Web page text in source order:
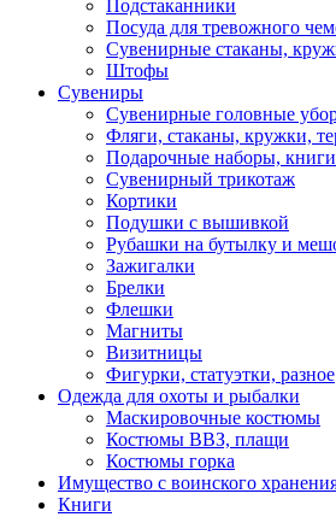
Подстаканники
Посуда для тревожного
Сувенирные стаканы,
Штофы
Сувениры
Сувенирные головные
Фляги, стаканы, кружки,
Подарочные наборы,
Сувенирный трикотаж
Кортики
Подушки с вышивкой
Рубашки на бутылку и
Зажигалки
Брелки
Флешки
Магниты
Визитницы
Фигурки, статуэтки, разное
Одежда для охоты и рыбалки
Маскировочные костюмы
Костюмы ВВЗ, плащи
Костюмы горка
Имущество с воинского
Книги